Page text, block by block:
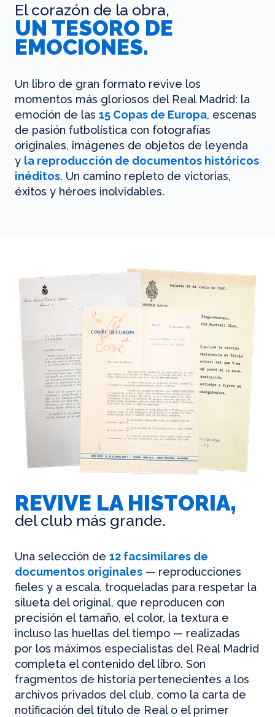
El corazón de la obra,
UN TESORO DE
EMOCIONES.
Un libro de gran formato revive los
momentos más gloriosos del Real Madrid: la
emoción de las 15 Copas de Europa, escenas
de pasión futbolística con fotografías
originales, imágenes de objetos de leyenda
y la reproducción de documentos históricos
inéditos. Un camino repleto de victorias,
éxitos y héroes inolvidables.
REVIVE LA HISTORIA,
del club más grande.
Una selección de 12 facsimilares de
documentos originales — reproducciones
fieles y a escala, troqueladas para respetar la
silueta del original, que reproducen con
precisión el tamaño, el color, la textura e
incluso las huellas del tiempo — realizadas
por los máximos especialistas del Real Madrid
completa el contenido del libro. Son
fragmentos de historia pertenecientes a los
archivos privados del club, como la carta de
notificación del título de Real o el primer